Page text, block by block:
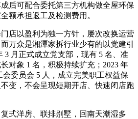
后可配合委托第三方机构做全屋环保
额承担返工及检测费用。
以盈利为独一方针，屡次改换运营
万众是湘潭家拆行业少有的以党建引
3 月正式成立党支部，现有 5 名、准
对象 1 名，积极持续扩充；2023 年
会委员会 5 人，成立完美职工权益保
变，不会呈现短期开店、快速闭店跑
洋房、联排别墅，回南天潮湿多